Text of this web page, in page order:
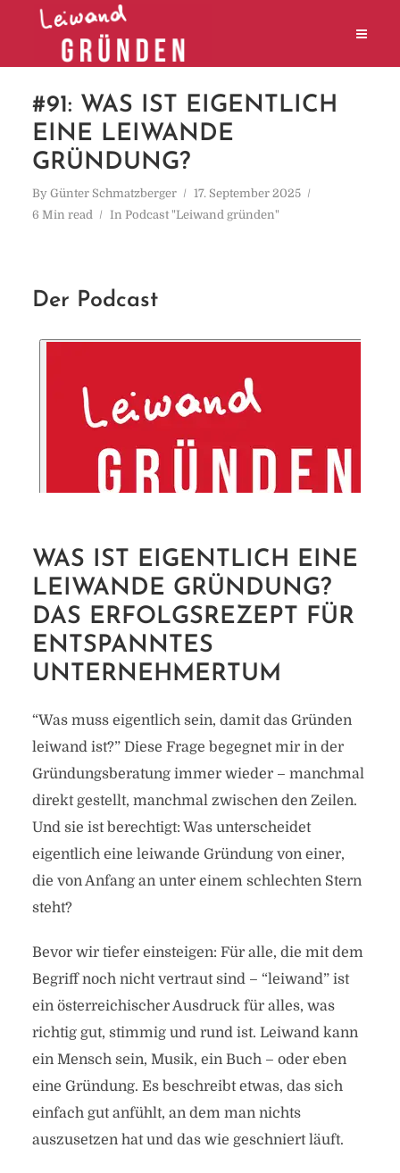
#91: WAS IST EIGENTLICH
EINE LEIWANDE
GRÜNDUNG?
By Günter Schmatzberger
17. September 2025
6 Min read
In Podcast "Leiwand gründen"
Der Podcast
WAS IST EIGENTLICH EINE
LEIWANDE GRÜNDUNG?
DAS ERFOLGSREZEPT FÜR
ENTSPANNTES
UNTERNEHMERTUM
“Was muss eigentlich sein, damit das Gründen
leiwand ist?” Diese Frage begegnet mir in der
Gründungsberatung immer wieder – manchmal
direkt gestellt, manchmal zwischen den Zeilen.
Und sie ist berechtigt: Was unterscheidet
eigentlich eine leiwande Gründung von einer,
die von Anfang an unter einem schlechten Stern
steht?
Bevor wir tiefer einsteigen: Für alle, die mit dem
Begriff noch nicht vertraut sind – “leiwand” ist
ein österreichischer Ausdruck für alles, was
richtig gut, stimmig und rund ist. Leiwand kann
ein Mensch sein, Musik, ein Buch – oder eben
eine Gründung. Es beschreibt etwas, das sich
einfach gut anfühlt, an dem man nichts
auszusetzen hat und das wie geschniert läuft.